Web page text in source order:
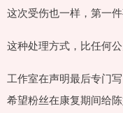
这次受伤也一样，第一
这种处理方式，比任何公
工作室在声明最后专门
希望粉丝在康复期间给